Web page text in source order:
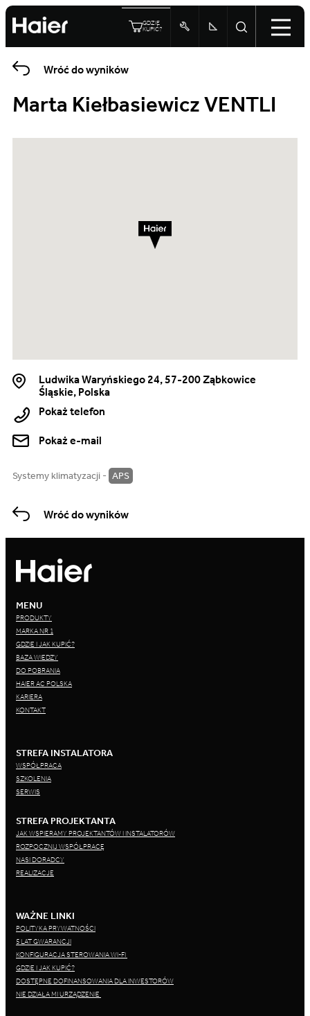
GDZIE
KUPIĆ?
Wróć do wyników
Marta Kiełbasiewicz VENTLI
Ludwika Waryńskiego 24, 57-200 Ząbkowice
Śląskie, Polska
Pokaż telefon
Pokaż e-mail
Systemy klimatyzacji - APS
Wróć do wyników
MENU
PRODUKTY
MARKA NR 1
GDZIE I JAK KUPIĆ?
BAZA WIEDZY
DO POBRANIA
HAIER AC POLSKA
KARIERA
KONTAKT
STREFA INSTALATORA
WSPÓŁPRACA
SZKOLENIA
SERWIS
STREFA PROJEKTANTA
JAK WSPIERAMY PROJEKTANTÓW I INSTALATORÓW
ROZPOCZNIJ WSPÓŁPRACĘ
NASI DORADCY
REALIZACJE
WAŻNE LINKI
POLITYKA PRYWATNOŚCI
5 LAT GWARANCJI
KONFIGURACJA STEROWANIA WI-FI
GDZIE I JAK KUPIĆ?
DOSTĘPNE DOFINANSOWANIA DLA INWESTORÓW
NIE DZIAŁA MI URZĄDZENIE